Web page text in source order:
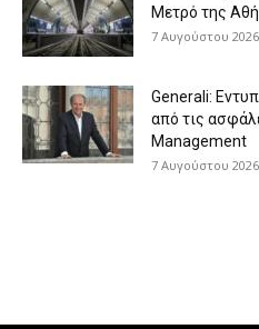
Μετρό της
7 Αυγούστου 2026
Generali:
από τις
Management
7 Αυγούστου 2026